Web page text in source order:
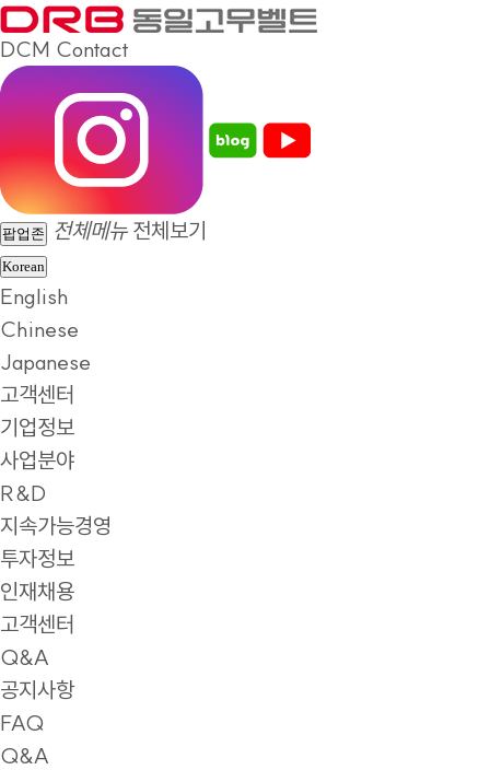
DCM Contact
팝업존 전체메뉴 전체보기
Korean
English
Chinese
Japanese
고객센터
기업정보
사업분야
R&D
지속가능경영
투자정보
인재채용
고객센터
Q&A
공지사항
FAQ
Q&A